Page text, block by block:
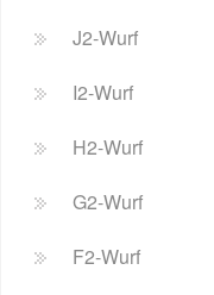
J2-Wurf
I2-Wurf
H2-Wurf
G2-Wurf
F2-Wurf